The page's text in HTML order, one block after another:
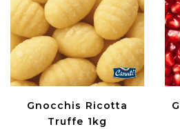
Gnocchis Ricotta
Truffe 1kg